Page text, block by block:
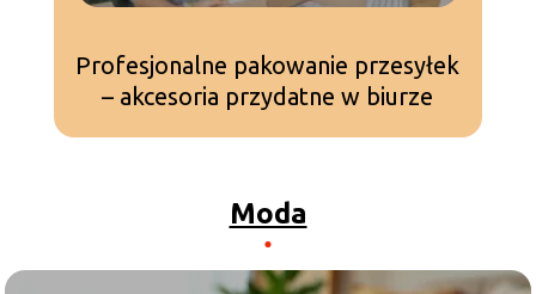
Profesjonalne pakowanie przesyłek
– akcesoria przydatne w biurze
Moda